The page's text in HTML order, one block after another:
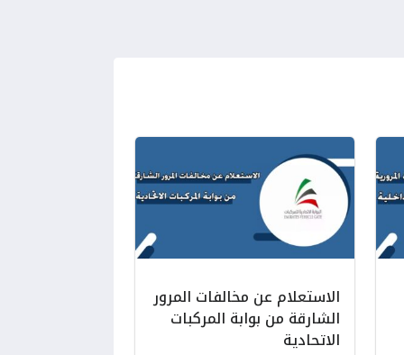
الاستعلام عن مخالفات المرور
الشارقة من بوابة المركبات
الاتحادية